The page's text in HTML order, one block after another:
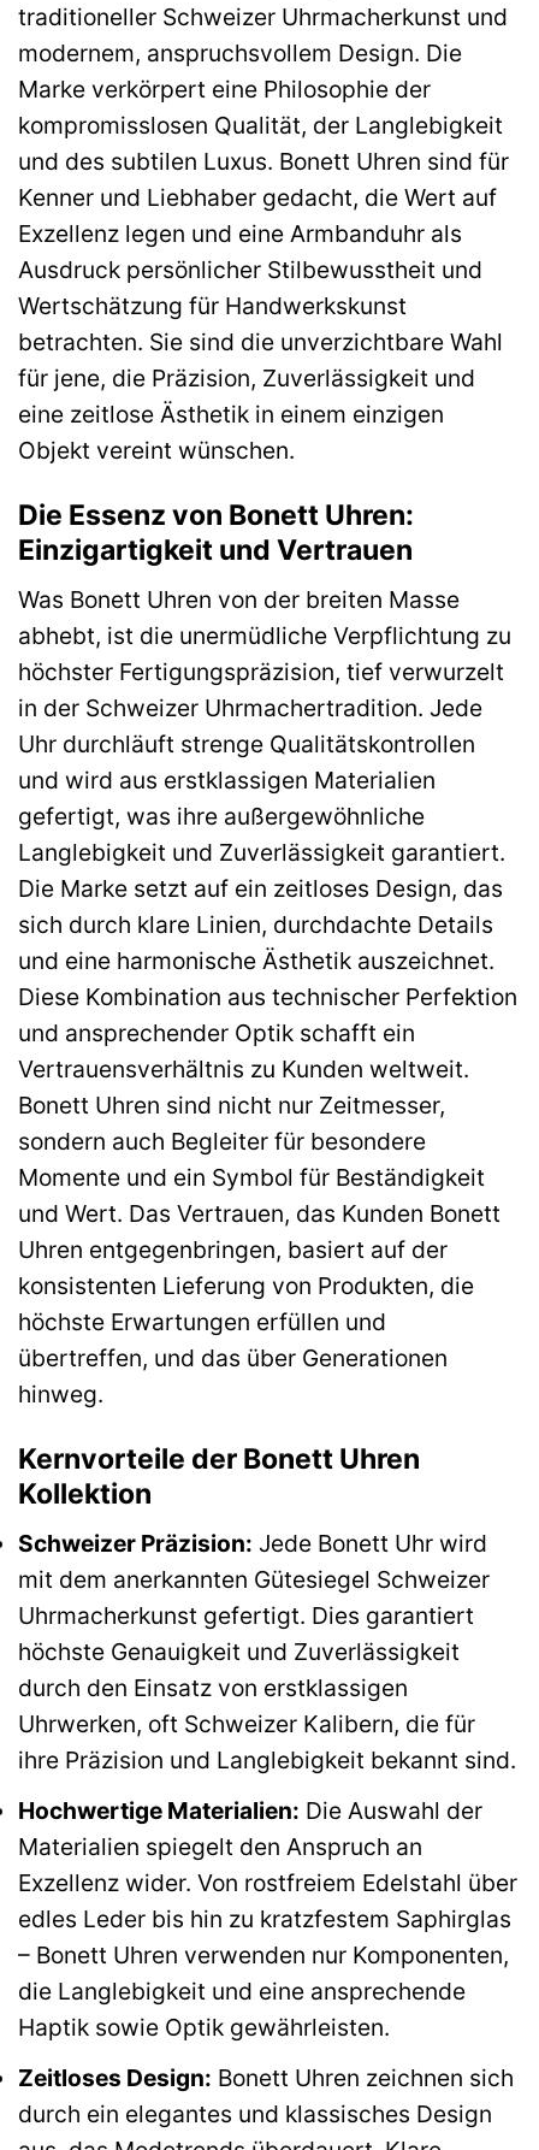
traditioneller Schweizer Uhrmacherkunst und
modernem, anspruchsvollem Design. Die
Marke verkörpert eine Philosophie der
kompromisslosen Qualität, der Langlebigkeit
und des subtilen Luxus. Bonett Uhren sind für
Kenner und Liebhaber gedacht, die Wert auf
Exzellenz legen und eine Armbanduhr als
Ausdruck persönlicher Stilbewusstheit und
Wertschätzung für Handwerkskunst
betrachten. Sie sind die unverzichtbare Wahl
für jene, die Präzision, Zuverlässigkeit und
eine zeitlose Ästhetik in einem einzigen
Objekt vereint wünschen.
Die Essenz von Bonett Uhren:
Einzigartigkeit und Vertrauen
Was Bonett Uhren von der breiten Masse
abhebt, ist die unermüdliche Verpflichtung zu
höchster Fertigungspräzision, tief verwurzelt
in der Schweizer Uhrmachertradition. Jede
Uhr durchläuft strenge Qualitätskontrollen
und wird aus erstklassigen Materialien
gefertigt, was ihre außergewöhnliche
Langlebigkeit und Zuverlässigkeit garantiert.
Die Marke setzt auf ein zeitloses Design, das
sich durch klare Linien, durchdachte Details
und eine harmonische Ästhetik auszeichnet.
Diese Kombination aus technischer Perfektion
und ansprechender Optik schafft ein
Vertrauensverhältnis zu Kunden weltweit.
Bonett Uhren sind nicht nur Zeitmesser,
sondern auch Begleiter für besondere
Momente und ein Symbol für Beständigkeit
und Wert. Das Vertrauen, das Kunden Bonett
Uhren entgegenbringen, basiert auf der
konsistenten Lieferung von Produkten, die
höchste Erwartungen erfüllen und
übertreffen, und das über Generationen
hinweg.
Kernvorteile der Bonett Uhren
Kollektion
Schweizer Präzision: Jede Bonett Uhr wird
mit dem anerkannten Gütesiegel Schweizer
Uhrmacherkunst gefertigt. Dies garantiert
höchste Genauigkeit und Zuverlässigkeit
durch den Einsatz von erstklassigen
Uhrwerken, oft Schweizer Kalibern, die für
ihre Präzision und Langlebigkeit bekannt sind.
Hochwertige Materialien: Die Auswahl der
Materialien spiegelt den Anspruch an
Exzellenz wider. Von rostfreiem Edelstahl über
edles Leder bis hin zu kratzfestem Saphirglas
– Bonett Uhren verwenden nur Komponenten,
die Langlebigkeit und eine ansprechende
Haptik sowie Optik gewährleisten.
Zeitloses Design: Bonett Uhren zeichnen sich
durch ein elegantes und klassisches Design